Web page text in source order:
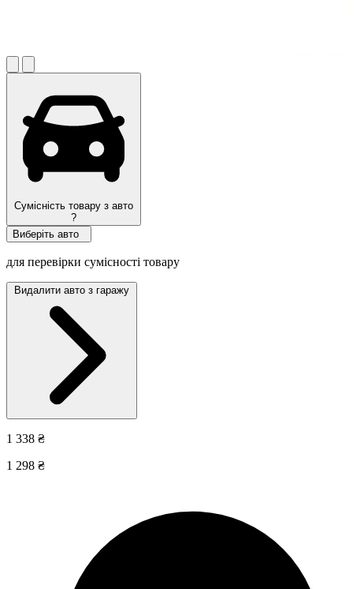
Сумісність товару з авто
?
Виберіть авто
для перевірки сумісності товару
Видалити авто з гаражу
1 338 ₴
1 298 ₴